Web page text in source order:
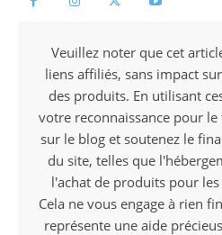
Veuillez noter que cet
liens affiliés, sans impact
des produits. En utilisant
votre reconnaissance pour
sur le blog et soutenez le
du site, telles que
l'achat de produits pour
Cela ne vous engage à rien
représente une aide